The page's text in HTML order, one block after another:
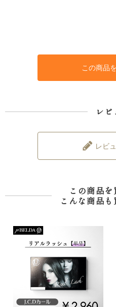
この商品
レ
レビ
この商品
こんな商品